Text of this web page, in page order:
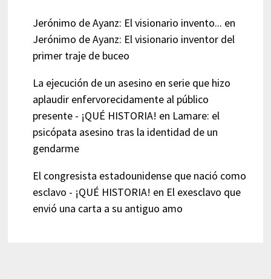
Jerónimo de Ayanz: El visionario invento... en
Jerónimo de Ayanz: El visionario inventor del
primer traje de buceo
La ejecución de un asesino en serie que hizo
aplaudir enfervorecidamente al público
presente - ¡QUÉ HISTORIA! en Lamare: el
psicópata asesino tras la identidad de un
gendarme
El congresista estadounidense que nació como
esclavo - ¡QUÉ HISTORIA! en El exesclavo que
envió una carta a su antiguo amo